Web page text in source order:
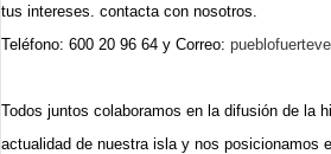
tus intereses. contacta con nosotros.
Teléfono: 600 20 96 64 y Correo:
Todos juntos colaboramos en la difusión de la
actualidad de nuestra isla y nos posicionamos